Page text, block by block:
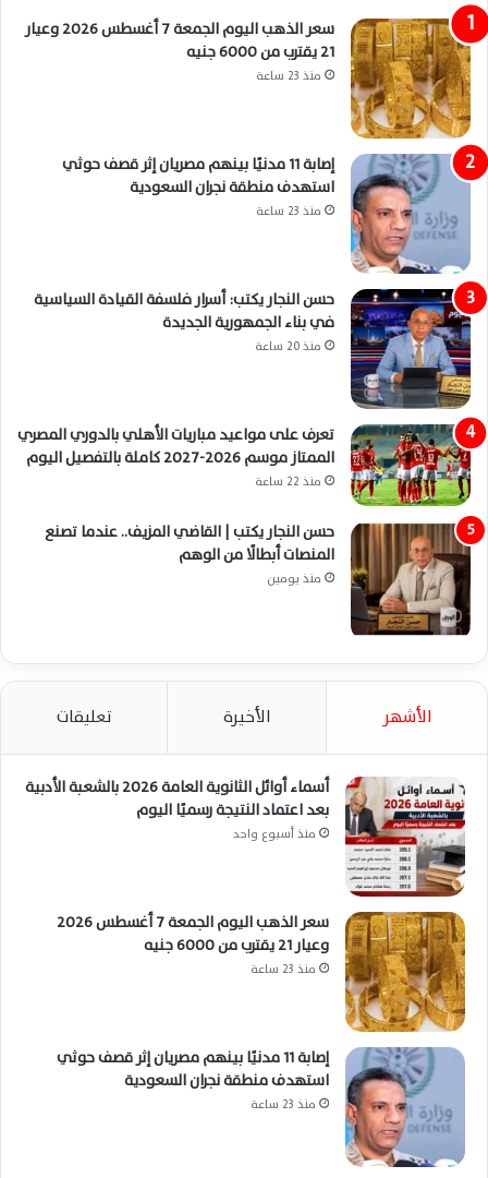
سعر الذهب اليوم الجمعة 7 أغسطس 2026 وعيار
21 يقترب من 6000 جنيه
منذ 23 ساعة
إصابة 11 مدنيًا بينهم مصريان إثر قصف حوثي
استهدف منطقة نجران السعودية
منذ 23 ساعة
حسن النجار يكتب: أسرار فلسفة القيادة السياسية
في بناء الجمهورية الجديدة
منذ 20 ساعة
تعرف على مواعيد مباريات الأهلي بالدوري المصري
الممتاز موسم 2026-2027 كاملة بالتفصيل اليوم
منذ 22 ساعة
حسن النجار يكتب | القاضي المزيف.. عندما تصنع
المنصات أبطالًا من الوهم
منذ يومين
الأشهر الأخيرة تعليقات
أسماء أوائل الثانوية العامة 2026 بالشعبة الأدبية
بعد اعتماد النتيجة رسميًا اليوم
منذ أسبوع واحد
سعر الذهب اليوم الجمعة 7 أغسطس 2026
وعيار 21 يقترب من 6000 جنيه
منذ 23 ساعة
إصابة 11 مدنيًا بينهم مصريان إثر قصف حوثي
استهدف منطقة نجران السعودية
منذ 23 ساعة